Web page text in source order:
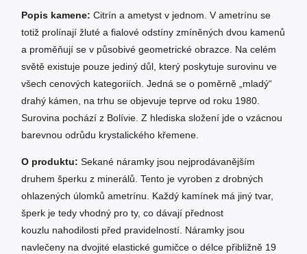
Popis kamene: Citrín a ametyst v jednom. V ametrínu se
totiž prolínají žluté a fialové odstíny zmíněných dvou kamenů
a proměňují se v působivé geometrické obrazce. Na celém
světě existuje pouze jediný důl, který poskytuje surovinu ve
všech cenových kategoriích. Jedná se o poměrně „mladý“
drahý kámen, na trhu se objevuje teprve od roku 1980.
Surovina pochází z Bolívie. Z hlediska složení jde o vzácnou
barevnou odrůdu krystalického křemene.
O produktu: Sekané náramky jsou nejprodávanějším
druhem šperku z minerálů. Tento je vyroben z drobných
ohlazených úlomků ametrínu. Každý kamínek má jiný tvar,
šperk je tedy vhodný pro ty, co dávají přednost
kouzlu nahodilosti před pravidelností. Náramky jsou
navlečeny na dvojité elastické gumičce o délce přibližně 19